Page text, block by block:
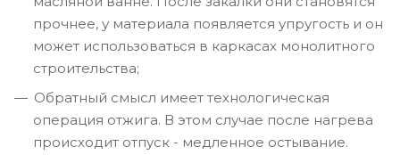
прочнее, у материала появляется упругость и он
может использоваться в каркасах монолитного
строительства;
Обратный смысл имеет технологическая
операция отжига. В этом случае после нагрева
происходит отпуск - медленное остывание.